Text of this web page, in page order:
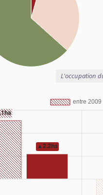
L'occupation